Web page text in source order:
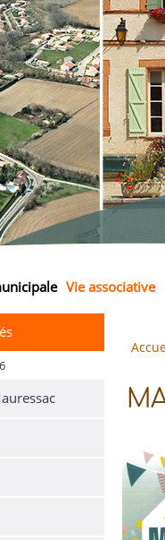
Vie associative